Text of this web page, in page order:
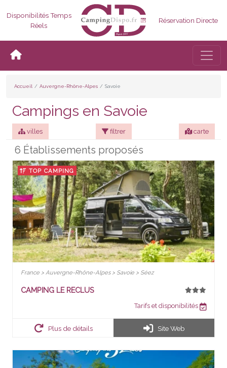
Disponibilités Temps
Réels
Réservation Directe
Accueil Auvergne-Rhône-Alpes Savoie
Campings en Savoie
villes filtrer carte
6 Établissements proposés
TOP CAMPING
France > Auvergne-Rhône-Alpes > Savoie > Séez
CAMPING LE RECLUS
Tarifs et disponibilités
Plus de détails Site Web